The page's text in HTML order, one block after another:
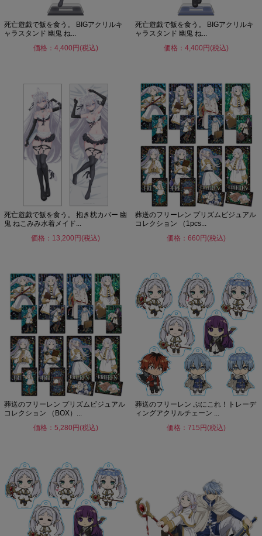
死亡遊戯で飯を食う。 BIGアクリルキ
ャラスタンド 幽鬼 ね...
価格：4,400円(税込)
死亡遊戯で飯を食う。 BIGアクリルキ
ャラスタンド 幽鬼 ね...
価格：4,400円(税込)
死亡遊戯で飯を食う。 抱き枕カバー 幽
鬼 ねこみみ水着メイド...
価格：13,200円(税込)
葬送のフリーレン プリズムビジュアル
コレクション （1pcs...
価格：660円(税込)
葬送のフリーレン プリズムビジュアル
コレクション （BOX）...
価格：5,280円(税込)
葬送のフリーレン ぷにこれ！トレーデ
ィングアクリルチェーン ...
価格：715円(税込)